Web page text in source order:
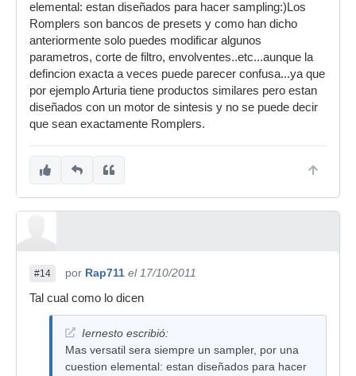
elemental: estan diseñados para hacer sampling:)Los
Romplers son bancos de presets y como han dicho
anteriormente solo puedes modificar algunos
parametros, corte de filtro, envolventes..etc...aunque la
defincion exacta a veces puede parecer confusa...ya que
por ejemplo Arturia tiene productos similares pero estan
diseñados con un motor de sintesis y no se puede decir
que sean exactamente Romplers.
#14 por Rap711 el 17/10/2011
Tal cual como lo dicen
Iernesto escribió:
Mas versatil sera siempre un sampler, por una
cuestion elemental: estan diseñados para hacer